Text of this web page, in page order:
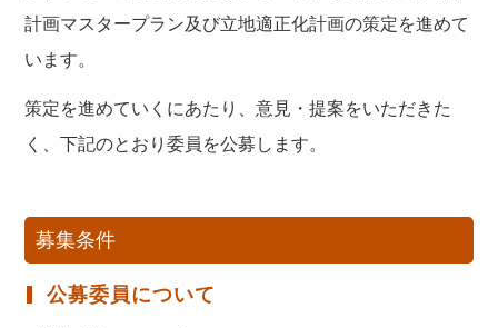
計画マスタープラン及び立地適正化計画の策定を進めて
います。
策定を進めていくにあたり、意見・提案をいただきた
く、下記のとおり委員を公募します。
募集条件
公募委員について